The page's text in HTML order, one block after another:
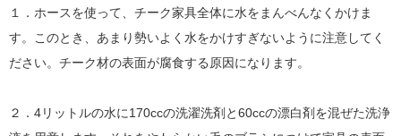
１．ホースを使って、チーク家具全体に水をまんべんなくかけま
す。このとき、あまり勢いよく水をかけすぎないように注意してく
ださい。チーク材の表面が腐食する原因になります。
２．4リットルの水に170ccの洗濯洗剤と60ccの漂白剤を混ぜた洗浄